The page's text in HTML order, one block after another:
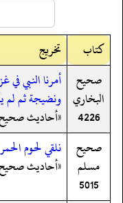
کتاب
تخریج
صحيح
البخاري
4226
أمرنا النبي في
ونضيجة ثم لم
«أحاديث
صحيح
مسلم
5015
نلقي لحوم
«أحاديث